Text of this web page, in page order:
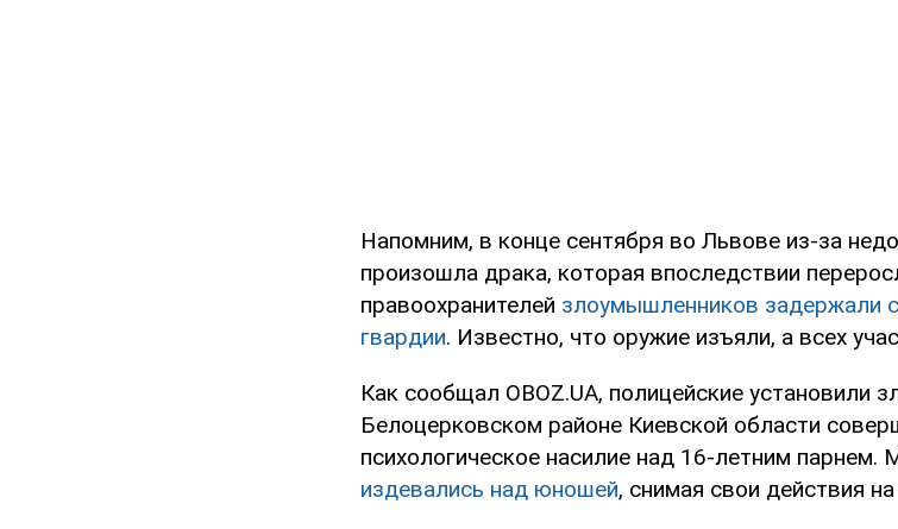
Напомним, в конце сентября во Львове из-за
произошла драка, которая впоследствии
правоохранителей злоумышленников задержали
гвардии. Известно, что оружие изъяли, а всех
Как сообщал OBOZ.UA, полицейские установили
Белоцерковском районе Киевской области
психологическое насилие над 16-летним
издевались над юношей, снимая свои действия